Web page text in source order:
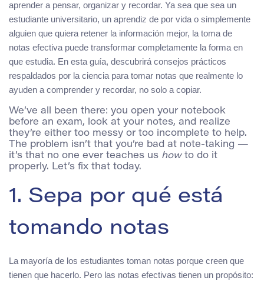
aprender a pensar, organizar y recordar. Ya sea que sea un
estudiante universitario, un aprendiz de por vida o simplemente
alguien que quiera retener la información mejor, la toma de
notas efectiva puede transformar completamente la forma en
que estudia. En esta guía, descubrirá consejos prácticos
respaldados por la ciencia para tomar notas que realmente lo
ayuden a comprender y recordar, no solo a copiar.
We’ve all been there: you open your notebook
before an exam, look at your notes, and realize
they’re either too messy or too incomplete to help.
The problem isn’t that you’re bad at note-taking —
it’s that no one ever teaches us howto do it
properly. Let’s fix that today.
1. Sepa por qué está
tomando notas
La mayoría de los estudiantes toman notas porque creen que
tienen que hacerlo. Pero las notas efectivas tienen un propósito: